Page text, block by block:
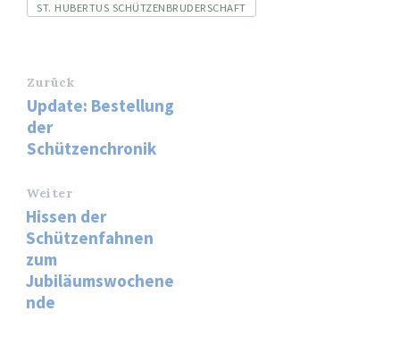
ST. HUBERTUS SCHÜTZENBRUDERSCHAFT
Zurück
Update: Bestellung
der
Schützenchronik
Weiter
Hissen der
Schützenfahnen
zum
Jubiläumswochene
nde